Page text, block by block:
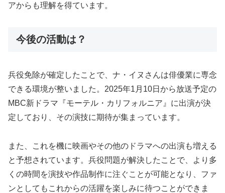
アからも理解を得ています。
今後の活動は？
兵役免除が確定したことで、ナ・イヌさんは俳優業に専念
できる環境が整いました。2025年1月10日から放送予定の
MBC新ドラマ『モーテル・カリフォルニア』に出演が決
定しており、その演技に期待が集まっています。
また、これを機に映画やその他のドラマへの出演も増える
と予想されています。兵役問題が解決したことで、より多
くの時間を演技や作品制作に注ぐことが可能となり、ファ
ンとしてもこれからの活躍を楽しみに待つことができま